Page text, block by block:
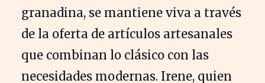
granadina, se mantiene viva a través
de la oferta de artículos artesanales
que combinan lo clásico con las
necesidades modernas. Irene, quien